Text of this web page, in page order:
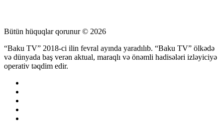
Bütün hüquqlar qorunur © 2026
“Baku TV” 2018-ci ilin fevral ayında yaradılıb. “Baku TV” ölkədə
və dünyada baş verən aktual, maraqlı və önəmli hadisələri izləyiciyə
operativ təqdim edir.